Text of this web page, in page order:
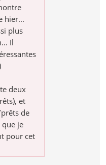
hier...
plus
Il
deux
et
de
je
pour cet